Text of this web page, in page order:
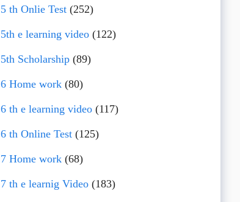
5 th Onlie Test(252)
5th e learning video(122)
5th Scholarship(89)
6 Home work(80)
6 th e learning video(117)
6 th Online Test(125)
7 Home work(68)
7 th e learnig Video(183)